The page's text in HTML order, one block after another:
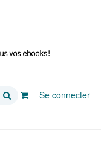
Se connecter